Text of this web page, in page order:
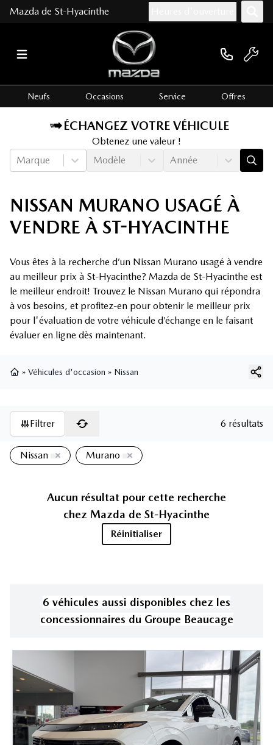
Mazda de St-Hyacinthe
Neufs Occasions Service Offres
ÉCHANGEZ VOTRE VÉHICULE
Obtenez une valeur !
Marque
Modèle Année
NISSAN MURANO USAGÉ À
VENDRE À ST-HYACINTHE
Vous êtes à la recherche d’un Nissan Murano usagé à vendre
au meilleur prix à St-Hyacinthe? Mazda de St-Hyacinthe est
le meilleur endroit! Trouvez le Nissan Murano qui répondra
à vos besoins, et profitez-en pour obtenir le meilleur prix
pour l'évaluation de votre véhicule d’échange en le faisant
évaluer en ligne dès maintenant.
» Véhicules d'occasion » Nissan
Filtrer 6 résultats
Nissan Murano
Aucun résultat pour cette recherche
chez Mazda de St-Hyacinthe
Réinitialiser
6 véhicules aussi disponibles chez les
concessionnaires du Groupe Beaucage